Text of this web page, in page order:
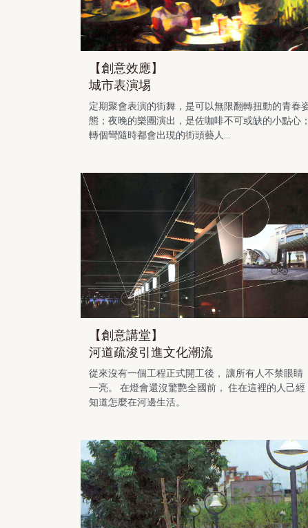
【創意效應】
城市表演埸
定期聚會表演的街舞，是可以無限翻轉扭動的青春
態；夜晚的樂團演出，是佐咖啡不可或缺的小點心；
轉個彎隨時都會出現的街頭藝人...
【創意講堂】
河道疏浚引進文化潮流
從來沒有一個工程正式開工後， 讓所有人不禁眼睛
一亮。 在燈會還沒驚艷全國前， 住在這裡的人己經
知道怎麼在河邊生活。